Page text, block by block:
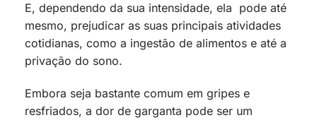
E, dependendo da sua intensidade, ela pode até
mesmo, prejudicar as suas principais atividades
cotidianas, como a ingestão de alimentos e até a
privação do sono.
Embora seja bastante comum em gripes e
resfriados, a dor de garganta pode ser um